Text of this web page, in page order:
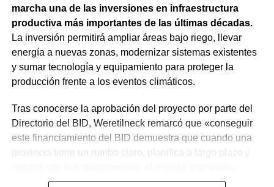
marcha una de las inversiones en infraestructura
productiva más importantes de las últimas décadas.
La inversión permitirá ampliar áreas bajo riego, llevar
energía a nuevas zonas, modernizar sistemas existentes
y sumar tecnología y equipamiento para proteger la
producción frente a los eventos climáticos.
Tras conocerse la aprobación del proyecto por parte del
Directorio del BID, Weretilneck remarcó que «conseguir
este financiamiento del BID demuestra que cuando una
provincia tiene un rumbo claro, planifica a largo plazo y
Estos fondos llegan porque Río Negro tiene un proyecto